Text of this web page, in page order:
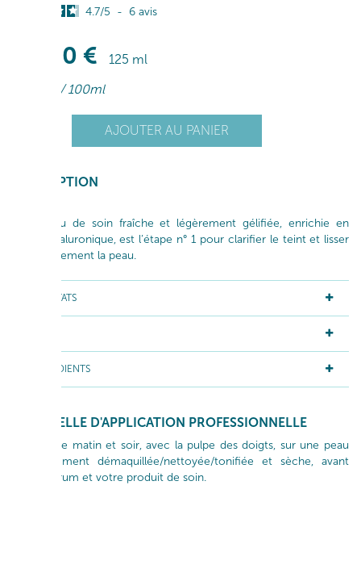
4.7/5 - 6 avis
,00 €
125 ml
/ 100ml
AJOUTER AU PANIER
DESCRIPTION
Cette eau de soin fraîche et légèrement gélifiée, enrichie en
Acide Hyaluronique, est l’étape n° 1 pour clarifier le teint et lisser
immédiatement la peau.
RÉSULTATS
INGRÉDIENTS
GESTUELLE D'APPLICATION PROFESSIONNELLE
S'applique matin et soir, avec la pulpe des doigts, sur une peau
préalablement démaquillée/nettoyée/tonifiée et sèche, avant
votre sérum et votre produit de soin.